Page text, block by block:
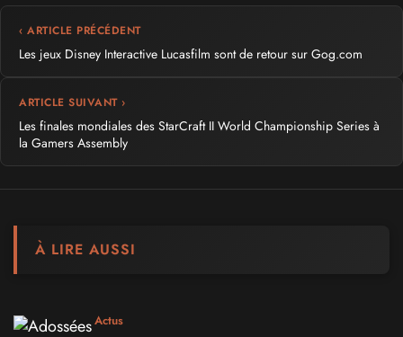
‹ ARTICLE PRÉCÉDENT
Les jeux Disney Interactive Lucasfilm sont de retour sur Gog.com
ARTICLE SUIVANT ›
Les finales mondiales des StarCraft II World Championship Series à
la Gamers Assembly
À LIRE AUSSI
Actus